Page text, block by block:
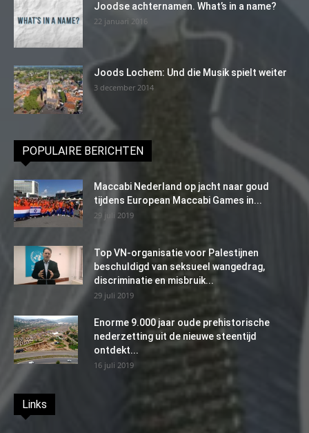
Joodse achternamen. What’s in a name?
22 januari 2016
Joods Lochem: Und die Musik spielt weiter
3 december 2014
POPULAIRE BERICHTEN
Maccabi Nederland op jacht naar goud
tijdens European Maccabi Games in...
29 juli 2019
Top VN-organisatie voor Palestijnen
beschuldigd van seksueel wangedrag,
discriminatie en misbruik...
29 juli 2019
Enorme 9.000 jaar oude prehistorische
nederzetting uit de nieuwe steentijd
ontdekt...
16 juli 2019
Links